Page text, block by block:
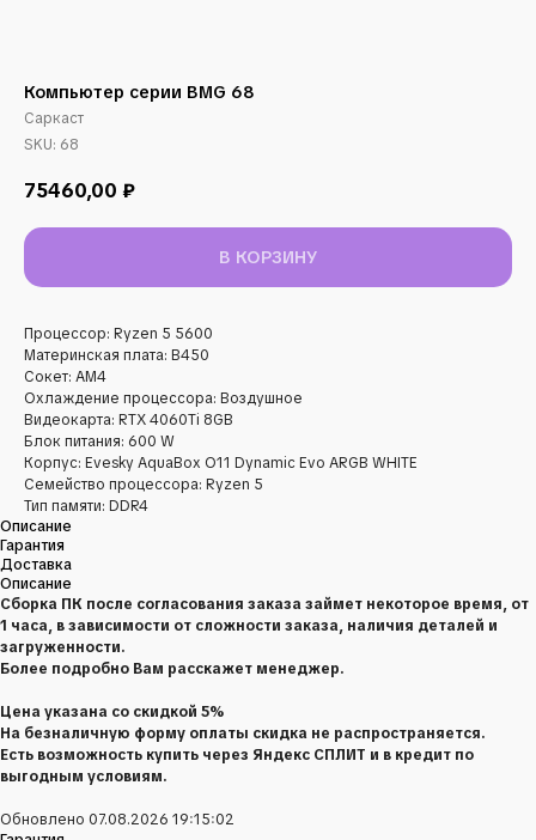
Компьютер серии BMG 68
Саркаст
SKU: 68
75460,00 ₽
В КОРЗИНУ
Процессор: Ryzen 5 5600
Материнская плата: B450
Сокет: AM4
Охлаждение процессора: Воздушное
Видеокарта: RTX 4060Ti 8GB
Блок питания: 600 W
Корпус: Evesky AquaBox O11 Dynamic Evo ARGB WHITE
Семейство процессора: Ryzen 5
Тип памяти: DDR4
Описание
Гарантия
Доставка
Описание
Сборка ПК после согласования заказа займет некоторое время, от
1 часа, в зависимости от сложности заказа, наличия деталей и
загруженности.
Более подробно Вам расскажет менеджер.
Цена указана со скидкой 5%
На безналичную форму оплаты скидка не распространяется.
Есть возможность купить через Яндекс СПЛИТ и в кредит по
выгодным условиям.
Обновлено 07.08.2026 19:15:02